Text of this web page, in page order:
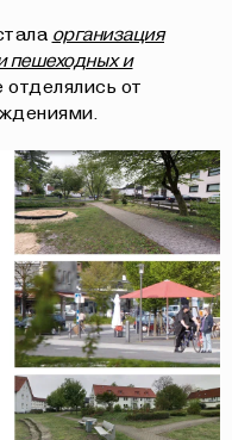
организация
пешеходных и
отделялись от